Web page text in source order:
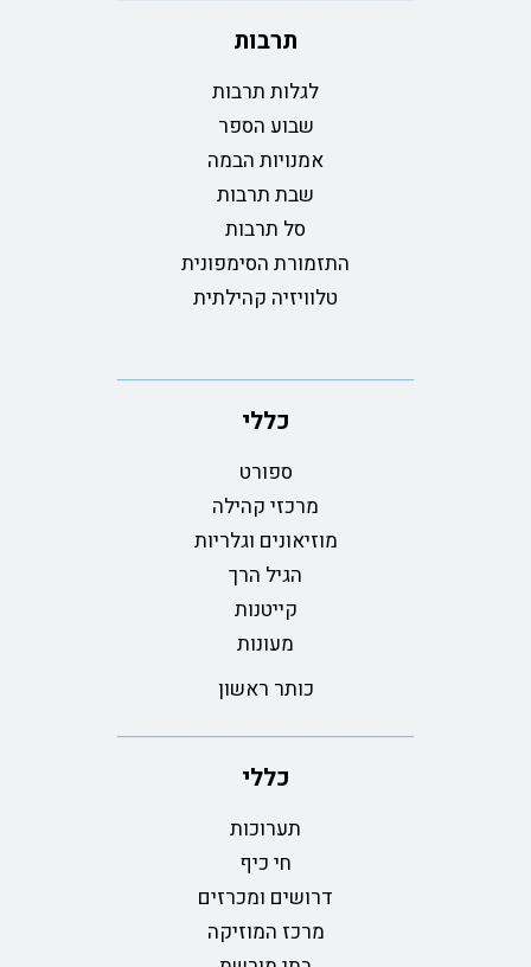
תרבות
לגלות תרבות
שבוע הספר
אמנויות הבמה
שבת תרבות
סל תרבות
התזמורת הסימפונית
טלוויזיה קהילתית
כללי
ספורט
מרכזי קהילה
מוזיאונים וגלריות
הגיל הרך
קייטנות
מעונות
כותר ראשון
כללי
תערוכות
חי כיף
דרושים ומכרזים
מרכז המוזיקה